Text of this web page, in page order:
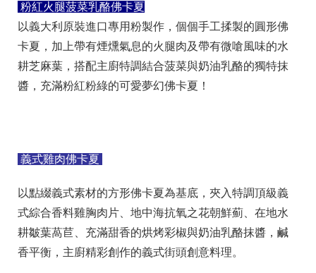
粉紅火腿菠菜乳酪佛卡夏
以義大利原裝進口專用粉製作，個個手工揉製的圓形佛
卡夏，加上帶有煙燻氣息的火腿肉及帶有微嗆風味的水
耕芝麻葉，搭配主廚特調結合菠菜與奶油乳酪的獨特抹
醬，充滿粉紅粉綠的可愛夢幻佛卡夏！
義式雞肉佛卡夏
以點綴義式素材的方形佛卡夏為基底，夾入特調頂級義
式綜合香料雞胸肉片、地中海抗氧之花朝鮮薊、在地水
耕皺葉萵苣、充滿甜香的烘烤彩椒與奶油乳酪抹醬，鹹
香平衡，主廚精彩創作的義式街頭創意料理。